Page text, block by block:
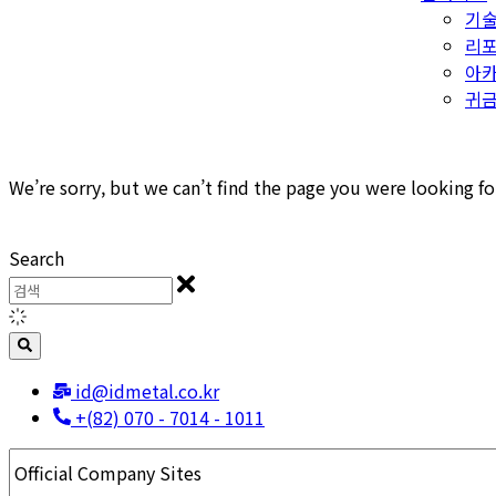
기
리
아
귀
We’re sorry, but we can’t find the page you were looking
Search
id@idmetal.co.kr
+(82) 070 - 7014 - 1011